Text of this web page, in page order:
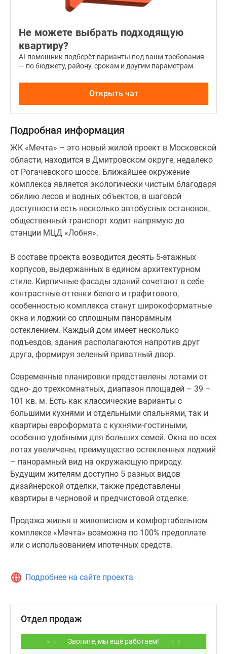
Не можете выбрать подходящую
квартиру?
AI-помощник подберёт варианты под ваши требования
— по бюджету, району, срокам и другим параметрам.
Открыть чат
Подробная информация
ЖК «Мечта» – это новый жилой проект в Московской
области, находится в Дмитровском округе, недалеко
от Рогачевского шоссе. Ближайшее окружение
комплекса является экологически чистым благодаря
обилию лесов и водных объектов, в шаговой
доступности есть несколько автобусных остановок,
общественный транспорт ходит напрямую до
станции МЦД «Лобня».
В составе проекта возводится десять 5-этажных
корпусов, выдержанных в едином архитектурном
стиле. Кирпичные фасады зданий сочетают в себе
контрастные оттенки белого и графитового,
особенностью комплекса станут широкоформатные
окна и лоджии со сплошным панорамным
остеклением. Каждый дом имеет несколько
подъездов, здания располагаются напротив друг
друга, формируя зеленый приватный двор.
Современные планировки представлены лотами от
одно- до трехкомнатных, диапазон площадей – 39 –
101 кв. м. Есть как классические варианты с
большими кухнями и отдельными спальнями, так и
квартиры евроформата с кухнями-гостиными,
особенно удобными для больших семей. Окна во всех
лотах увеличены, преимущество остекленных лоджий
– панорамный вид на окружающую природу.
Будущим жителям доступно 5 разных видов
дизайнерской отделки, также представлены
квартиры в черновой и предчистовой отделке.
Продажа жилья в живописном и комфортабельном
комплексе «Мечта» возможна по 100% предоплате
или с использованием ипотечных средств.
Подробнее на сайте проекта
Отдел продаж
Звоните, мы ещё работаем!